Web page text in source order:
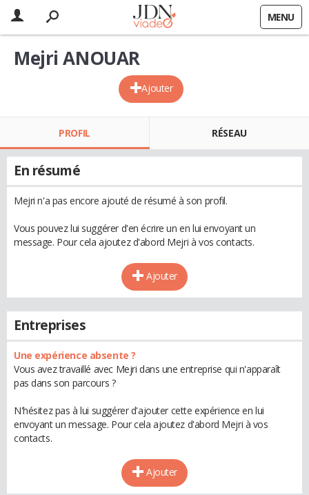
MENU
Ajouter
Mejri ANOUAR
PROFIL RÉSEAU
En résumé
Mejri n'a pas encore ajouté de résumé à son profil.
Vous pouvez lui suggérer d'en écrire un en lui envoyant un
message. Pour cela ajoutez d'abord Mejri à vos contacts.
Ajouter
Entreprises
Une expérience absente ?
Vous avez travaillé avec Mejri dans une entreprise qui n'apparaît
pas dans son parcours ?
N'hésitez pas à lui suggérer d'ajouter cette expérience en lui
envoyant un message. Pour cela ajoutez d'abord Mejri à vos
contacts.
Ajouter